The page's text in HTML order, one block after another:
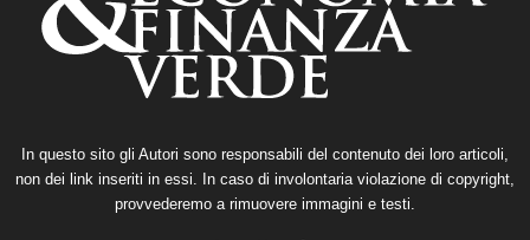
In questo sito gli Autori sono responsabili del contenuto dei loro articoli,
non dei link inseriti in essi. In caso di involontaria violazione di copyright,
provvederemo a rimuovere immagini e testi.